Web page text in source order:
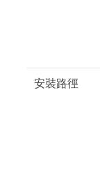
安裝路徑